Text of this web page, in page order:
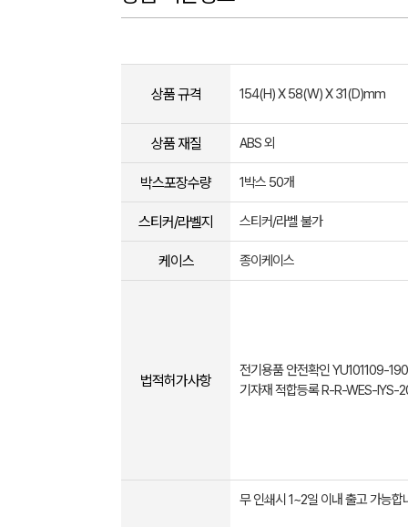
상품 규격 154(H) X 58(W) X 31(D)mm
상품 재질 ABS 외
박스포장수량 1박스 50개
스티커/라벨지 스티커/라벨 불가
케이스 종이케이스
법적허가사항
전기용품 안전확인 YU101109-
기자재 적합등록 R-R-WES-IYS-
무 인쇄시 1~2일 이내 출고 가능합